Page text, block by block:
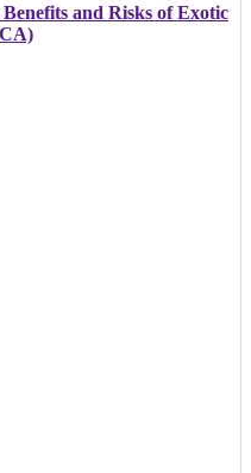
and Risks of Exotic